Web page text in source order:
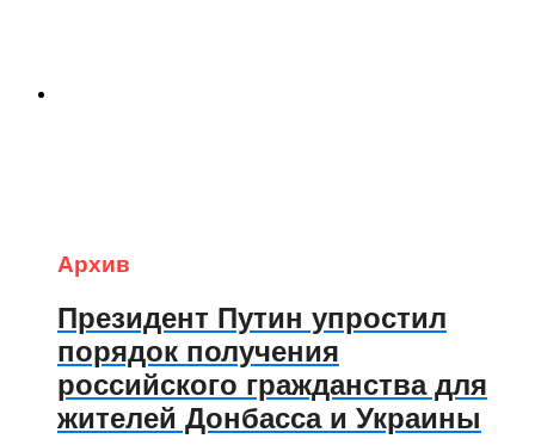
Архив
Президент Путин упростил
порядок получения
российского гражданства для
жителей Донбасса и Украины